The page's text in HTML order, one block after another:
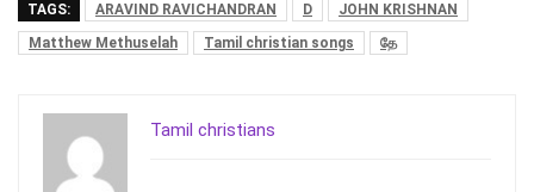
TAGS: ARAVIND RAVICHANDRAN D
JOHN KRISHNAN
Matthew Methuselah
Tamil christian songs தே
Tamil christians